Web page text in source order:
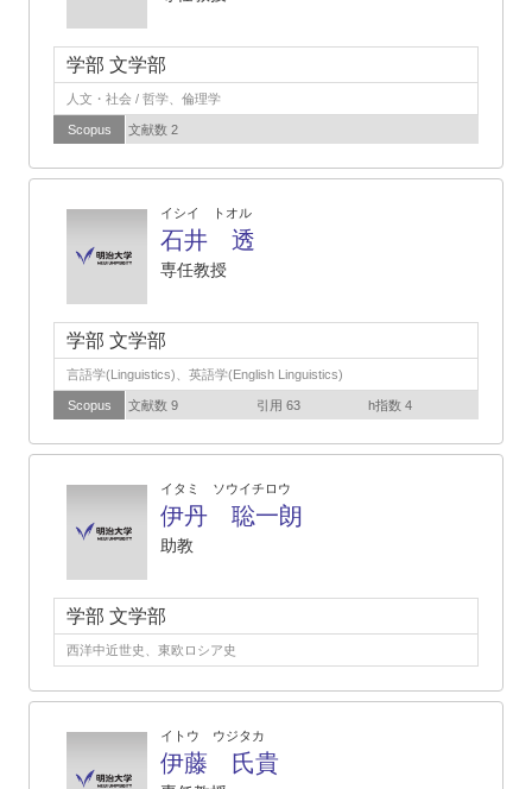
学部 文学部
人文・社会 / 哲学、倫理学
Scopus 文献数 2
イシイ トオル
石井 透
専任教授
学部 文学部
言語学(Linguistics)、英語学(English Linguistics)
Scopus 文献数 9 引用 63 h指数 4
イタミ ソウイチロウ
伊丹 聡一朗
助教
学部 文学部
西洋中近世史、東欧ロシア史
イトウ ウジタカ
伊藤 氏貴